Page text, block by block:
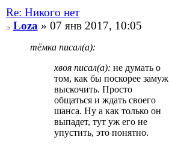
Re: Никого нет
Loza» 07 янв 2017, 10:05
тёмка писал(а):
хвоя писал(а): не думать о
том, как бы поскорее замуж
выскочить. Просто
общаться и ждать своего
шанса. Ну а как только он
выпадет, тут уж его не
упустить, это понятно.